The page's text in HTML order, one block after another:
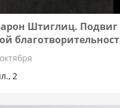
Штиглиц. Подвиг
2